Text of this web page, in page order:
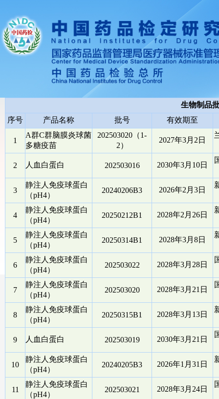
生物制品
序号
产品名称 批号 有效期至
1
A群C群脑膜炎球菌
多糖疫苗
202503020（1-
2）
2027年3月2日
2 人血白蛋白 202503016 2030年3月10日
3
静注人免疫球蛋白
（pH4）
20240206B3 2026年2月3日
4
静注人免疫球蛋白
（pH4）
20250212B1 2028年2月26日
5
静注人免疫球蛋白
（pH4）
20250314B1 2028年3月8日
6
静注人免疫球蛋白
（pH4）
202503022 2028年3月28日
7
静注人免疫球蛋白
（pH4）
202503020 2028年3月21日
8
静注人免疫球蛋白
（pH4）
20250315B1 2028年3月13日
9 人血白蛋白 202503019 2030年3月21日
10
静注人免疫球蛋白
（pH4）
20240205B3 2026年1月31日
11
静注人免疫球蛋白
（pH4）
202503021 2028年3月24日